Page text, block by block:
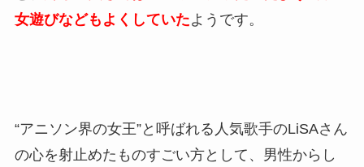
女遊びなどもよくしていたようです。
“アニソン界の女王”と呼ばれる人気歌手のLiSAさん
の心を射止めたものすごい方として、男性からし